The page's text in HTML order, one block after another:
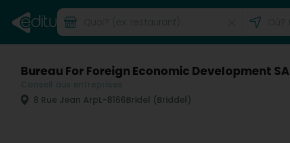
Bureau For Foreign Economic Development SA
8 Rue Jean ArpL-8166Bridel (Briddel)